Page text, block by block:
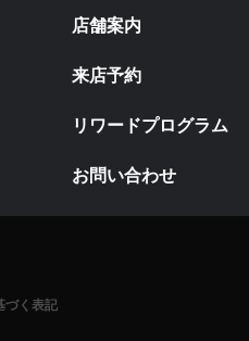
店舗案内
来店予約
リワードプログラム
お問い合わせ
づく表記